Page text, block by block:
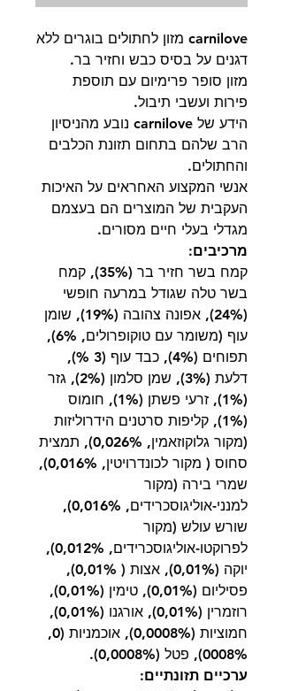
carnilove מזון לחתולים בוגרים ללא
דגנים על בסיס כבש וחזיר בר.
מזון סופר פרימיום עם תוספת
פירות ועשבי תיבול.
הידע של carnilove נובע מהניסיון
הרב שלהם בתחום תזונת הכלבים
והחתולים.
אנשי המקצוע האחראים על האיכות
העקבית של המוצרים הם בעצמם
מגדלי בעלי חיים מסורים.
מרכיבים:
קמח בשר חזיר בר (35%), קמח
בשר טלה שגודל במרעה חופשי
(24%), אפונה צהובה (19%), שומן
עוף (משומר עם טוקופרולים, 6%),
תפוחים (4%), כבד עוף (3 %),
דלעת (3%), שמן סלמון (2%), גזר
(1%), זרעי פשתן (1%), חומוס
(1%), קליפות סרטנים הידרוליזות
(מקור גלוקוזאמין, 0,026%), תמצית
סחוס ( מקור לכונדרויטין, 0,016%),
שמרי בירה (מקור
למנני-אוליגוסכרידים, 0,016%),
שורש עולש (מקור
לפרוקטו-אוליגוסכרידים, 0,012%),
יוקה (0,01%), אצות ( 0,01%),
פסיליום (0,01%), טימין (0,01%),
רוזמרין (0,01%), אורגנו (0,01%),
חמוציות (0,0008%), אוכמניות (0,
0008%), פטל (0,0008%).
ערכיים תזונתיים: